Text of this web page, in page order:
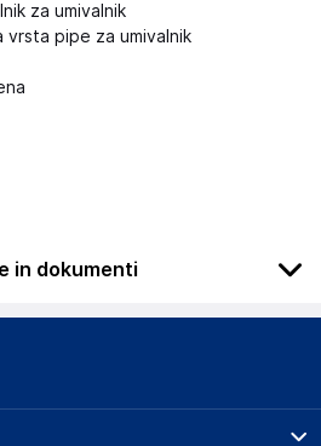
za umivalnik
vrsta pipe za umivalnik
in dokumenti